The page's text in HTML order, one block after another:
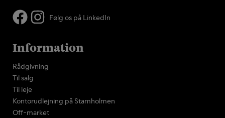
Følg os på LinkedIn
Information
Rådgivning
Til salg
Til leje
Kontorudlejning på Stamholmen
Off-market